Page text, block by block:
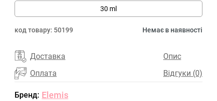
30 ml
код товару: 50199 Немає в наявності
Доставка
Оплата
Опис
Відгуки (0)
Бренд: Elemis